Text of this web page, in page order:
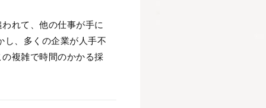
れて、他の仕事が手に
、多くの企業が人手不
複雑で時間のかかる採